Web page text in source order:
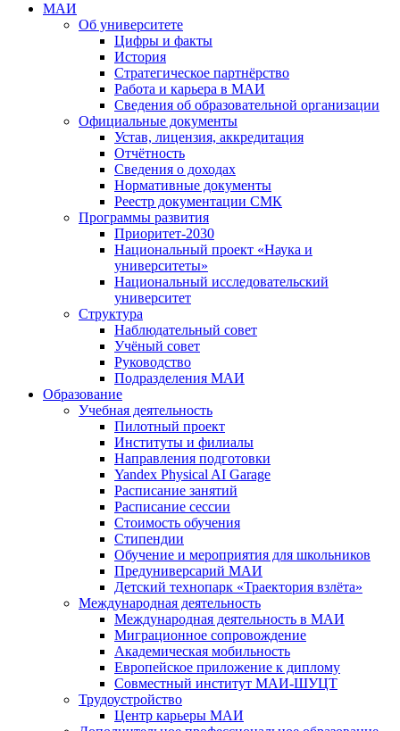
МАИ
Об университете
Цифры и факты
История
Стратегическое партнёрство
Работа и карьера в МАИ
Сведения об образовательной организации
Официальные документы
Устав, лицензия, аккредитация
Отчётность
Сведения о доходах
Нормативные документы
Реестр документации СМК
Программы развития
Приоритет-2030
Национальный проект «Наука и
университеты»
Национальный исследовательский
университет
Структура
Наблюдательный совет
Учёный совет
Руководство
Подразделения МАИ
Образование
Учебная деятельность
Пилотный проект
Институты и филиалы
Направления подготовки
Yandex Physical AI Garage
Расписание занятий
Расписание сессии
Стоимость обучения
Стипендии
Обучение и мероприятия для школьников
Предуниверсарий МАИ
Детский технопарк «Траектория взлёта»
Международная деятельность
Международная деятельность в МАИ
Миграционное сопровождение
Академическая мобильность
Европейское приложение к диплому
Совместный институт МАИ-ШУЦТ
Трудоустройство
Центр карьеры МАИ